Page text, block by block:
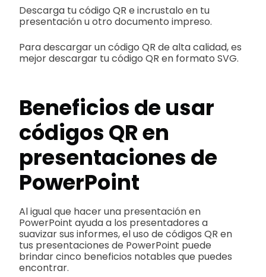
Descarga tu código QR e incrustalo en tu
presentación u otro documento impreso.
Para descargar un código QR de alta calidad, es
mejor descargar tu código QR en formato SVG.
Beneficios de usar
códigos QR en
presentaciones de
PowerPoint
Al igual que hacer una presentación en
PowerPoint ayuda a los presentadores a
suavizar sus informes, el uso de códigos QR en
tus presentaciones de PowerPoint puede
brindar cinco beneficios notables que puedes
encontrar.